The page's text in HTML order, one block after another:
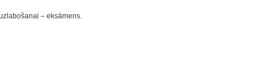
– eksāmens.